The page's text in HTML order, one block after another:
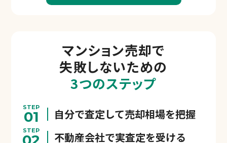
マンション売却で
失敗しないための
3つのステップ
STEP
01 自分で査定して売却相場を把握
STEP 不動産会社で実査定を受ける